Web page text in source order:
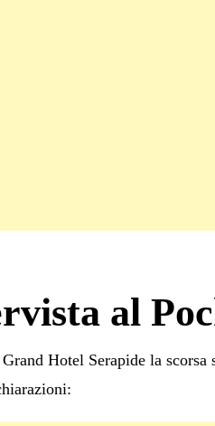
al
Hotel Serapide la scorsa